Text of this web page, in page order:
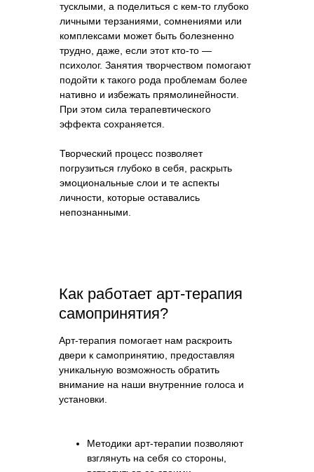
Как работает арт-терапия
самопринятия?
Арт-терапия помогает нам раскроить
двери к самопринятию, предоставляя
уникальную возможность обратить
внимание на наши внутренние голоса и
установки.
Методики арт-терапии позволяют
взглянуть на себя со стороны,
тусклыми, а поделиться с кем-то глубоко
личными терзаниями, сомнениями или
комплексами может быть болезненно
трудно, даже, если этот кто-то —
психолог. Занятия творчеством помогают
подойти к такого рода проблемам более
нативно и избежать прямолинейности.
При этом сила терапевтического
эффекта сохраняется.
Творческий процесс позволяет
погрузиться глубоко в себя, раскрыть
эмоциональные слои и те аспекты
личности, которые оставались
непознанными.